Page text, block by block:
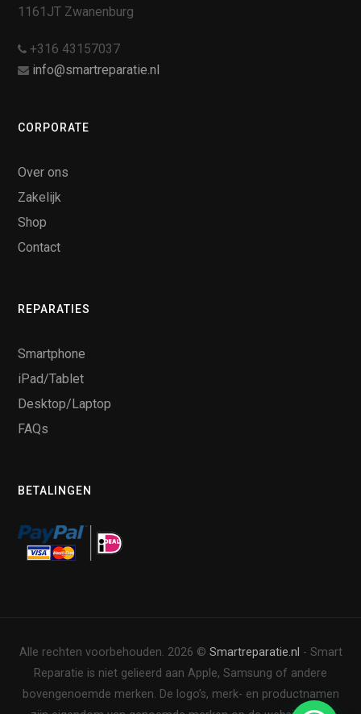
1161JT Zwanenburg
+316 43157037
info@smartreparatie.nl
CORPORATE
Over ons
Zakelijk
Shop
Contact
REPARATIES
Smartphone
iPad/Tablet
Desktop/Laptop
FAQs
BETALINGEN
Alle rechten voorbehouden. 2026 © Smartreparatie.nl - Smart
Reparatie is niet gelieerd aan Apple, Samsung of andere
bovengenoemde merken. De logo’s, merk- en productnamen